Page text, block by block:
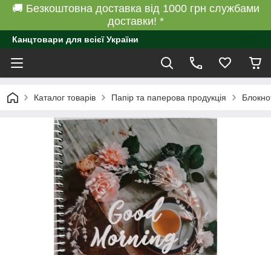
🚚 Безкоштовна доставка від 1000 грн службами
доставки! *
Канцтовари для всієї України
Каталог товарів Папір та паперова продукція